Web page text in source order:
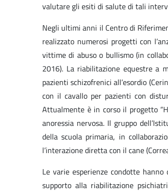
valutare gli esiti di salute di tali
Negli ultimi anni il Centro di
realizzato numerosi progetti con
vittime di abuso o bullismo (in
2016). La riabilitazione equestre a
pazienti schizofrenici all’esordio
con il cavallo per pazienti con
Attualmente è in corso il progetto
anoressia nervosa. Il gruppo
della scuola primaria, in
l’interazione diretta con il cane
Le varie esperienze condotte
supporto alla riabilitazione